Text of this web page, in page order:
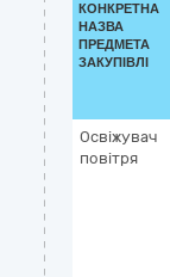
КОНКРЕТНА
НАЗВА
ПРЕДМЕТА
ЗАКУПІВЛІ
Освіжувач
повітря